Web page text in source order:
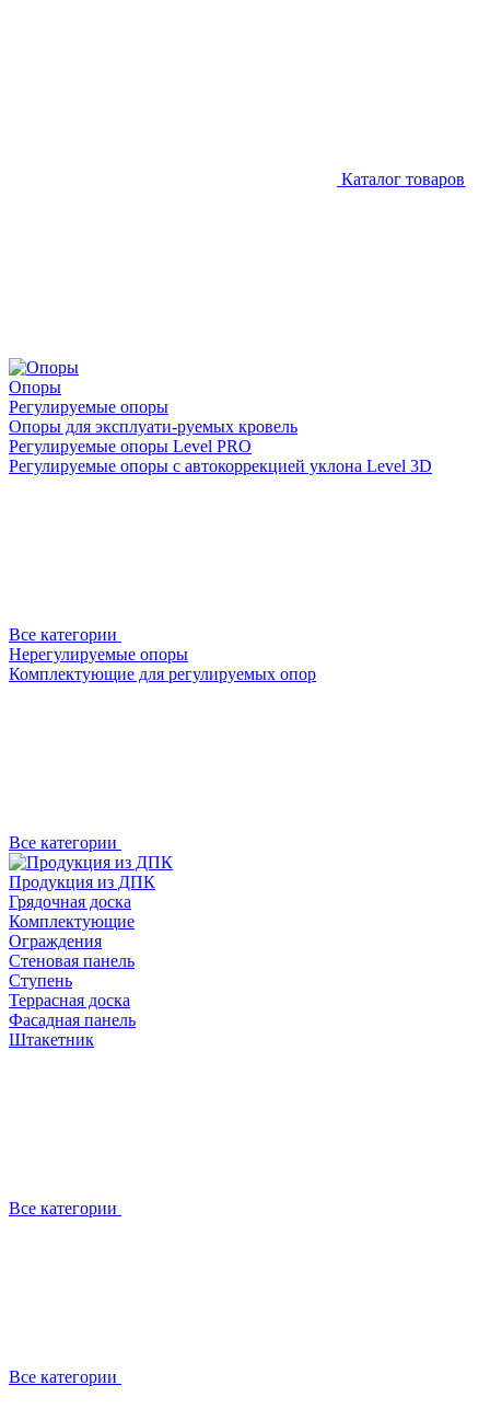
Каталог товаров
Опоры
Регулируемые опоры
Опоры для эксплуати-руемых кровель
Регулируемые опоры Level PRO
Регулируемые опоры с автокоррекцией уклона Level 3D
Все категории
Нерегулируемые опоры
Комплектующие для регулируемых опор
Все категории
Продукция из ДПК
Грядочная доска
Комплектующие
Ограждения
Стеновая панель
Ступень
Террасная доска
Фасадная панель
Штакетник
Все категории
Все категории